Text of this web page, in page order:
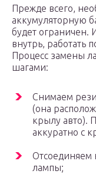
Прежде всего,
аккумуляторную
будет ограничен.
внутрь, работать
Процесс замены
шагами:
Снимаем
(она
крылу авто).
аккуратно с
Отсоединяем
лампы;